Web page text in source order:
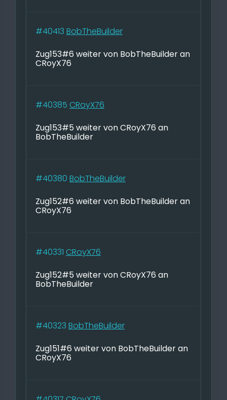
#40413 BobTheBuilder
Zug153#6 weiter von BobTheBuilder an
CRoyX76
#40385 CRoyX76
Zug153#5 weiter von CRoyX76 an
BobTheBuilder
#40380 BobTheBuilder
Zug152#6 weiter von BobTheBuilder an
CRoyX76
#40331 CRoyX76
Zug152#5 weiter von CRoyX76 an
BobTheBuilder
#40323 BobTheBuilder
Zug151#6 weiter von BobTheBuilder an
CRoyX76